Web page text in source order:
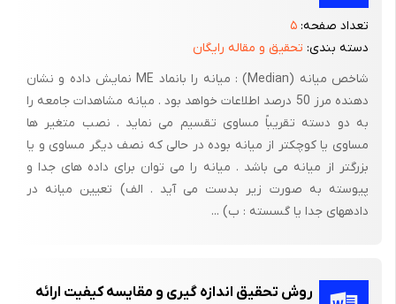
تعداد صفحه: ۵
دسته بندی: تحقیق و مقاله رایگان
شاخص میانه (Median) : میانه را بانماد ME نمایش داده و نشان
دهنده مرز 50 درصد اطلاعات خواهد بود . میانه مشاهدات جامعه را
به دو دسته تقریباً مساوی تقسیم می نماید . نصب متغیر ها
مساوی یا کوچکتر از میانه بوده در حالی که نصف دیگر مساوی و یا
بزرگتر از میانه می باشد . میانه را می توان برای داده های جدا و
پیوسته به صورت زیر بدست می آید . الف) تعیین میانه در
دادههای جدا یا گسسته : ب) ...
روش تحقیق اندازه گیری و مقایسه کیفیت ارائه